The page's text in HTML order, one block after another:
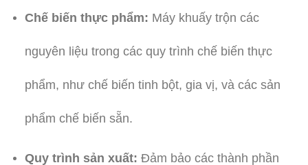
Chế biến thực phẩm: Máy khuấy trộn các
nguyên liệu trong các quy trình chế biến thực
phẩm, như chế biến tinh bột, gia vị, và các sản
phẩm chế biến sẵn.
Quy trình sản xuất: Đảm bảo các thành phần